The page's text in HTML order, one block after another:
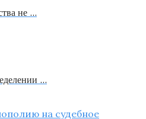
не …
…